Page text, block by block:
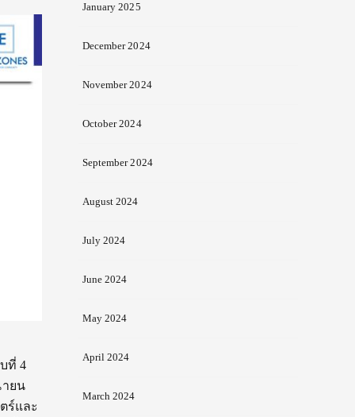
ที่ 4
ายน
ร์และ
January 2025
December 2024
November 2024
October 2024
September 2024
August 2024
July 2024
June 2024
May 2024
April 2024
March 2024